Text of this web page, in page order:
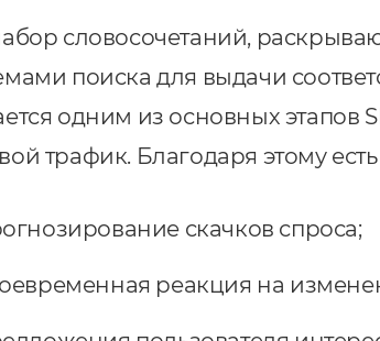
словосочетаний,
поиска для выдачи
одним из основных этапов
трафик. Благодаря этому
скачков спроса;
реакция на